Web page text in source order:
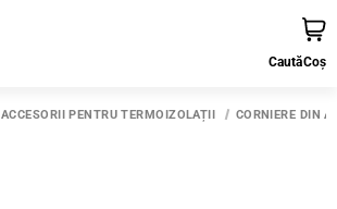
CautăCoș
ACCESORII PENTRU TERMOIZOLAȚII CORNIERE DIN